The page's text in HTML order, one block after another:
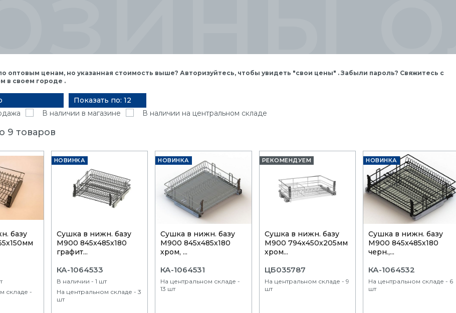
оптовым ценам, но указанная стоимость выше? Авторизуйтесь, чтобы увидеть "свои цены" . Забыли пароль? Свяжитесь с
в своем городе .
Показать по: 12
В наличии в магазине В наличии на центральном складе
9 товаров
базу
складе -
НОВИНКА
Сушка в нижн. базу
М900 845x485x180
графит...
КА-1064533
В наличии - 1 шт
На центральном складе - 3
шт
НОВИНКА
Сушка в нижн. базу
М900 845x485x180
хром, ...
КА-1064531
На центральном складе -
13 шт
РЕКОМЕНДУЕМ
Сушка в нижн. базу
М900 794х450х205мм
хром...
ЦБ035787
На центральном складе - 9
шт
НОВИНКА
Сушка в нижн. базу
М900 845x485x180
черн.,...
КА-1064532
На центральном складе - 6
шт